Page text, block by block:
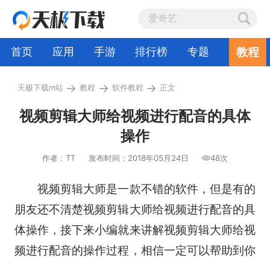
首页 应用 手游 排行榜 专题 教程
天极下载m站 → 教程 → 软件教程 → 正文
视频剪辑大师给视频进行配音的具体
操作
作者：TT 发布时间：2018年05月24日 48次
视频剪辑大师是一款不错的软件，但是有的
朋友还不清楚视频剪辑大师给视频进行配音的具
体操作，接下来小编就来讲解视频剪辑大师给视
频进行配音的操作过程，相信一定可以帮助到你